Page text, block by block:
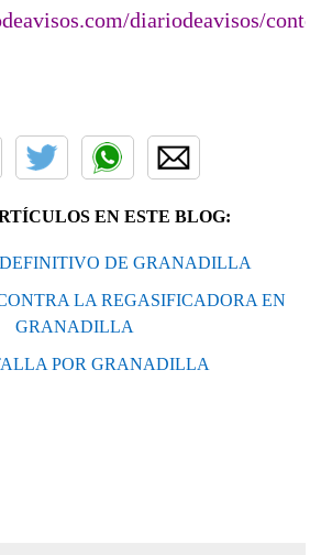
diariodeavisos/
EN ESTE BLOG:
DE GRANADILLA
LA REGASIFICADORA EN
GRANADILLA
POR GRANADILLA